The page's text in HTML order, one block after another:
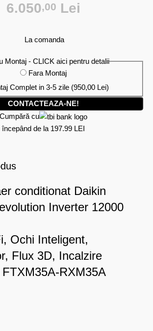
6.050,00 Lei
La comanda
Montaj - CLICK aici pentru detalii
Fara Montaj
Complet in 3-5 zile (950,00 Lei)
CONTACTEAZA-NE!
Cumpără cu
începând de la 197.99 LEI
conditionat Daikin
Inverter 12000
Ochi Inteligent,
Flux 3D, Incalzire
RXM35A